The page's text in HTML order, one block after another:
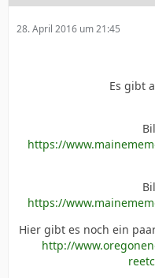
28. April 2016 um 21:45
Es gibt
https://
https://
Hier gibt es noch ein
http://